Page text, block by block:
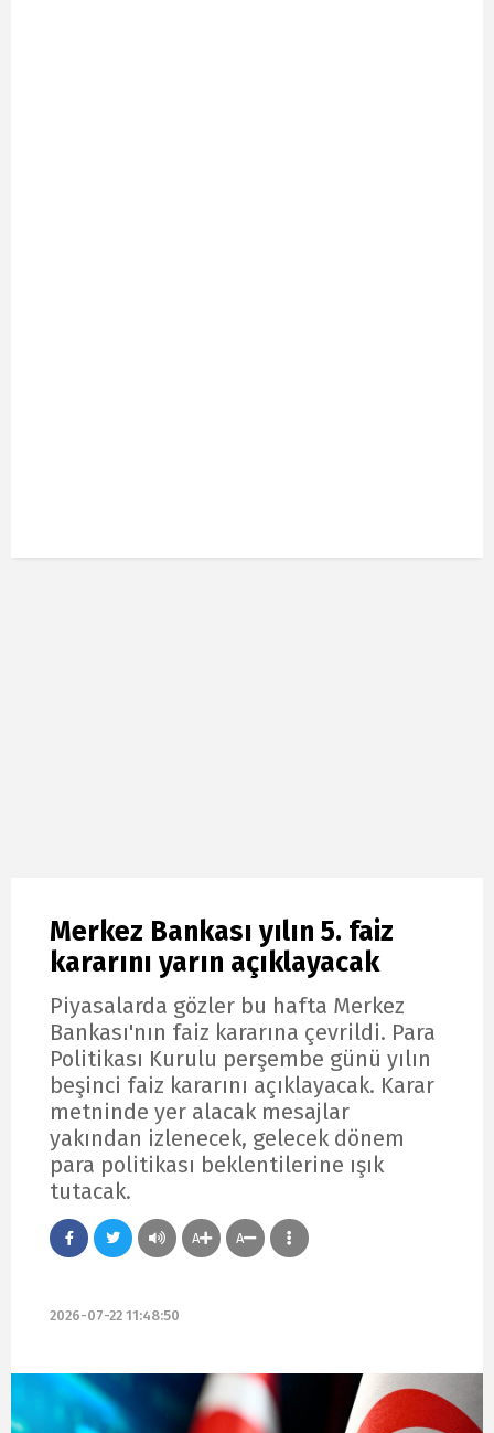
Merkez Bankası yılın 5. faiz
kararını yarın açıklayacak
Piyasalarda gözler bu hafta Merkez
Bankası'nın faiz kararına çevrildi. Para
Politikası Kurulu perşembe günü yılın
beşinci faiz kararını açıklayacak. Karar
metninde yer alacak mesajlar
yakından izlenecek, gelecek dönem
para politikası beklentilerine ışık
tutacak.
A A
2026-07-22 11:48:50